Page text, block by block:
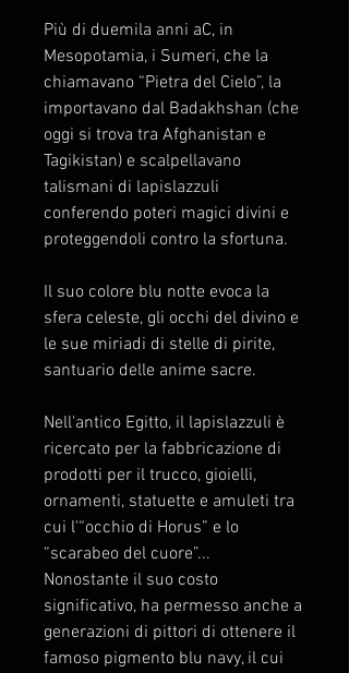
Più di duemila anni aC, in
Mesopotamia, i Sumeri, che la
chiamavano “Pietra del Cielo”, la
importavano dal Badakhshan (che
oggi si trova tra Afghanistan e
Tagikistan) e scalpellavano
talismani di lapislazzuli
conferendo poteri magici divini e
proteggendoli contro la sfortuna.
Il suo colore blu notte evoca la
sfera celeste, gli occhi del divino e
le sue miriadi di stelle di pirite,
santuario delle anime sacre.
Nell'antico Egitto, il lapislazzuli è
ricercato per la fabbricazione di
prodotti per il trucco, gioielli,
ornamenti, statuette e amuleti tra
cui l'“occhio di Horus” e lo
“scarabeo del cuore”...
Nonostante il suo costo
significativo, ha permesso anche a
generazioni di pittori di ottenere il
famoso pigmento blu navy, il cui